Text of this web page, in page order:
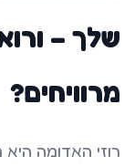
שלך –
מרוויחים?
רוזי האדומה